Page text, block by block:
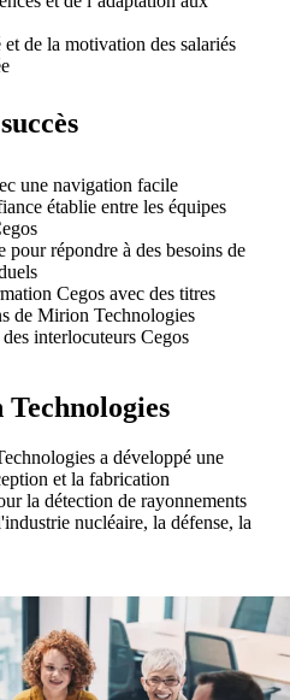
de la motivation des salariés
une navigation facile
établie entre les équipes
pour répondre à des besoins de
Cegos avec des titres
de Mirion Technologies
interlocuteurs Cegos
a développé une
et la fabrication
la détection de rayonnements
nucléaire, la défense, la